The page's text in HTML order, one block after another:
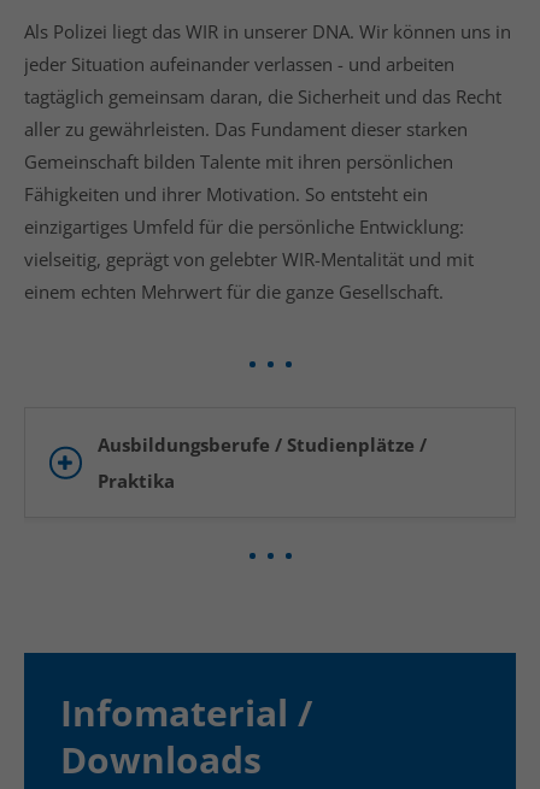
Have any questions?
+44 1234 567 890
Drop us a line
info@yourdomain.com
About us
Lorem ipsum dolor sit amet, consectetuer
adipiscing elit.
Cum sociis natoque penatibus et magnis dis
Als Polizei liegt das WIR in unserer DNA. Wir können uns in
jeder Situation aufeinander verlassen - und arbeiten
tagtäglich gemeinsam daran, die Sicherheit und das Recht
aller zu gewährleisten. Das Fundament dieser starken
Gemeinschaft bilden Talente mit ihren persönlichen
Fähigkeiten und ihrer Motivation. So entsteht ein
einzigartiges Umfeld für die persönliche Entwicklung:
vielseitig, geprägt von gelebter WIR-Mentalität und mit
einem echten Mehrwert für die ganze Gesellschaft.
Ausbildungsberufe / Studienplätze /
Praktika
Infomaterial /
Downloads